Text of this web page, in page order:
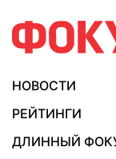
НОВОСТИ
РЕЙТИНГИ
ДЛИННЫЙ